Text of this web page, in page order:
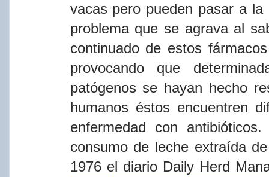
vacas pero pueden pasar a
problema que se agrava al
continuado de estos
provocando que
patógenos se hayan hecho
humanos éstos encuentren
enfermedad con
consumo de leche extraí​da
1976 el diario Daily Herd